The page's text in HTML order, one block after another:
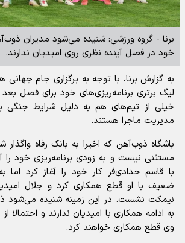
برنا - گروه ورزشی: شنیده می‌شود مدیران
خود در فصل آینده نظری روی امیدیان ندارند.
به گزارش برنا، با توجه به برگزاری جام
لیگ برتری برنامه‌ریزی‌های خود برای فصل بعد
خیلی از تیم‌های هم به دلیل شرایط
مدیریت ماجرا هستند.
باشگاه ذوب‌آهن که اخیرا به بانک رفاه
مستثنی نیست و به زودی برنامه‌ریزی خود را
با قاسم حدادی‌فر کار خود را آغاز کرد
ضعیف با او قطع همکاری کرد و جلال
نیمکت نشست. در این زمینه شنیده می‌شود
به ادامه همکاری با امیدیان ندارند و احتمالا
وی قطع همکاری خواهند کرد.